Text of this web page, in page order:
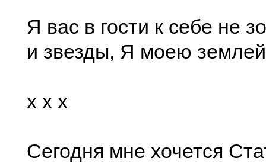
Я вас в гости к себе не
и звезды, Я моею
x x x
Сегодня мне хочется